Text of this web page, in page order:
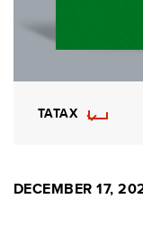
ТАТАХ
DECEMBER 17,